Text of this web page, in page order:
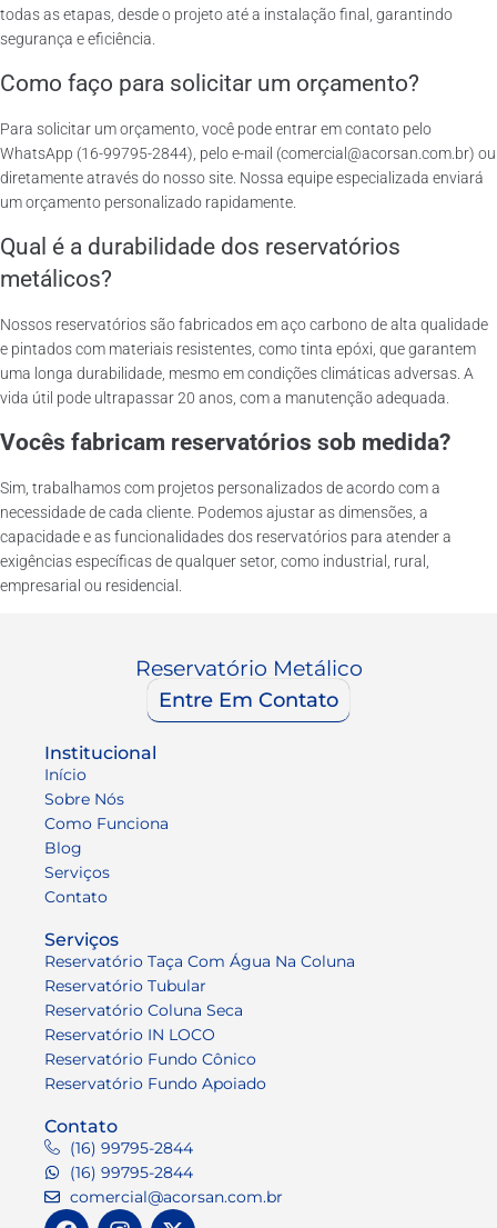
todas as etapas, desde o projeto até a instalação final, garantindo
segurança e eficiência.
Como faço para solicitar um orçamento?
Para solicitar um orçamento, você pode entrar em contato pelo
WhatsApp (16-99795-2844), pelo e-mail (comercial@acorsan.com.br) ou
diretamente através do nosso site. Nossa equipe especializada enviará
um orçamento personalizado rapidamente.
Qual é a durabilidade dos reservatórios
metálicos?
Nossos reservatórios são fabricados em aço carbono de alta qualidade
e pintados com materiais resistentes, como tinta epóxi, que garantem
uma longa durabilidade, mesmo em condições climáticas adversas. A
vida útil pode ultrapassar 20 anos, com a manutenção adequada.
Vocês fabricam reservatórios sob medida?
Sim, trabalhamos com projetos personalizados de acordo com a
necessidade de cada cliente. Podemos ajustar as dimensões, a
capacidade e as funcionalidades dos reservatórios para atender a
exigências específicas de qualquer setor, como industrial, rural,
empresarial ou residencial.
Reservatório Metálico
Entre Em Contato
Institucional
Início
Sobre Nós
Como Funciona
Blog
Serviços
Contato
Serviços
Reservatório Taça Com Água Na Coluna
Reservatório Tubular
Reservatório Coluna Seca
Reservatório IN LOCO
Reservatório Fundo Cônico
Reservatório Fundo Apoiado
Contato
(16) 99795-2844
(16) 99795-2844
comercial@acorsan.com.br